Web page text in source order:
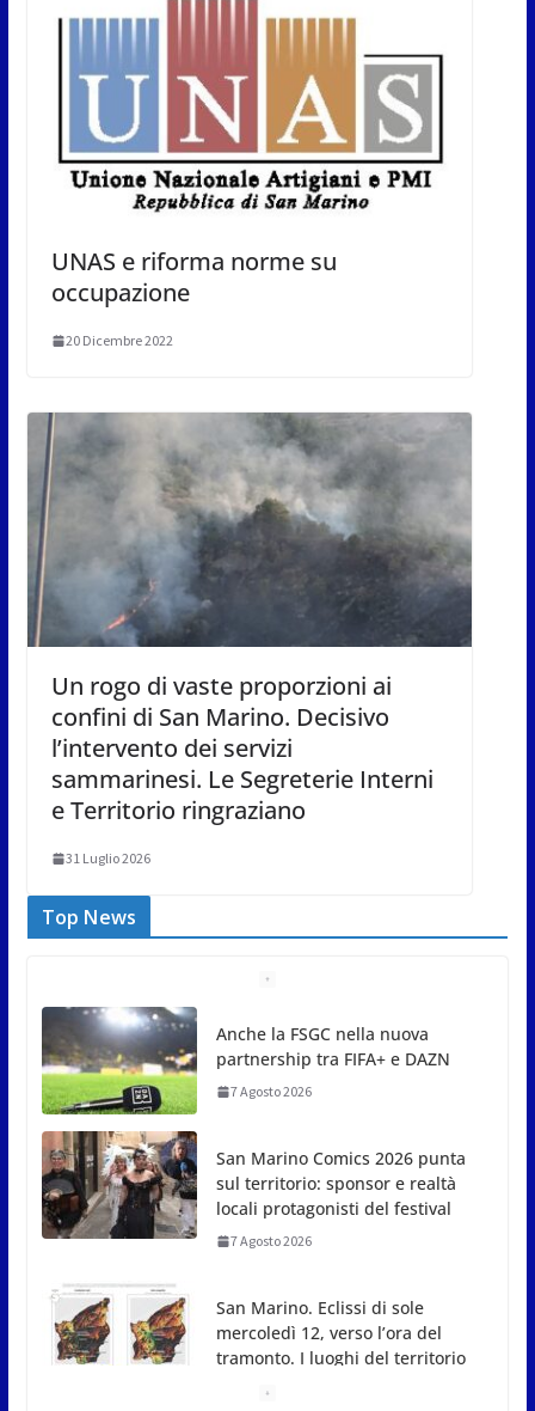
UNAS e riforma norme su
occupazione
20 Dicembre 2022
Un rogo di vaste proporzioni ai
confini di San Marino. Decisivo
l’intervento dei servizi
sammarinesi. Le Segreterie Interni
e Territorio ringraziano
31 Luglio 2026
Top News
San Marino Comics 2026 punta
sul territorio: sponsor e realtà
locali protagonisti del festival
San Marino. Eclissi di sole
mercoledì 12, verso l’ora del
tramonto. I luoghi del territorio
San Marino, stop agli abbruciamenti di residui